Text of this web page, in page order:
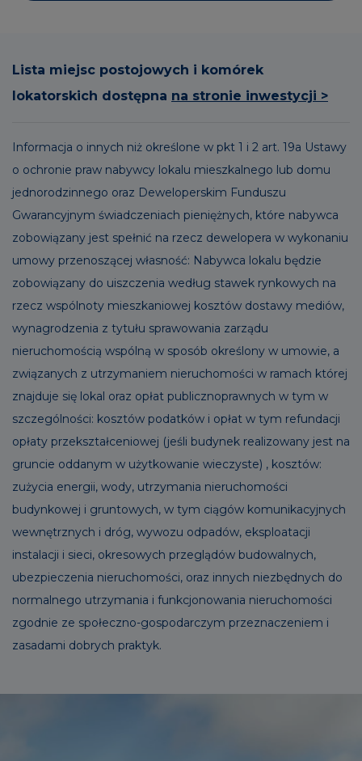
Lista miejsc postojowych i komórek
lokatorskich dostępna na stronie inwestycji >
Informacja o innych niż określone w pkt 1 i 2 art. 19a Ustawy
o ochronie praw nabywcy lokalu mieszkalnego lub domu
jednorodzinnego oraz Deweloperskim Funduszu
Gwarancyjnym świadczeniach pieniężnych, które nabywca
zobowiązany jest spełnić na rzecz dewelopera w wykonaniu
umowy przenoszącej własność: Nabywca lokalu będzie
zobowiązany do uiszczenia według stawek rynkowych na
rzecz wspólnoty mieszkaniowej kosztów dostawy mediów,
wynagrodzenia z tytułu sprawowania zarządu
nieruchomością wspólną w sposób określony w umowie, a
związanych z utrzymaniem nieruchomości w ramach której
znajduje się lokal oraz opłat publicznoprawnych w tym w
szczególności: kosztów podatków i opłat w tym refundacji
opłaty przekształceniowej (jeśli budynek realizowany jest na
gruncie oddanym w użytkowanie wieczyste) , kosztów:
zużycia energii, wody, utrzymania nieruchomości
budynkowej i gruntowych, w tym ciągów komunikacyjnych
wewnętrznych i dróg, wywozu odpadów, eksploatacji
instalacji i sieci, okresowych przeglądów budowalnych,
ubezpieczenia nieruchomości, oraz innych niezbędnych do
normalnego utrzymania i funkcjonowania nieruchomości
zgodnie ze społeczno-gospodarczym przeznaczeniem i
zasadami dobrych praktyk.